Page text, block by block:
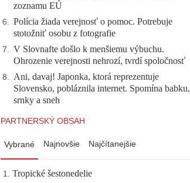
zoznamu EÚ
6. Polícia žiada verejnosť o pomoc. Potrebuje
stotožniť osobu z fotografie
7. V Slovnafte došlo k menšiemu výbuchu.
Ohrozenie verejnosti nehrozí, tvrdí spoločnosť
8. Ani, davaj! Japonka, ktorá reprezentuje
Slovensko, pobláznila internet. Spomína babku,
srnky a sneh
PARTNERSKÝ OBSAH
Vybrané Najnovšie Najčítanejšie
Tropické šestonedelie